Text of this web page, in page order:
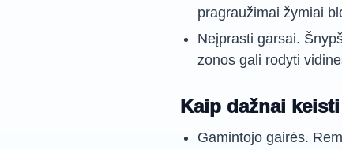
pragraužimai žymiai
Neįprasti garsai.
zonos gali rodyti
Kaip dažnai keisti
Gamintojo gairės.